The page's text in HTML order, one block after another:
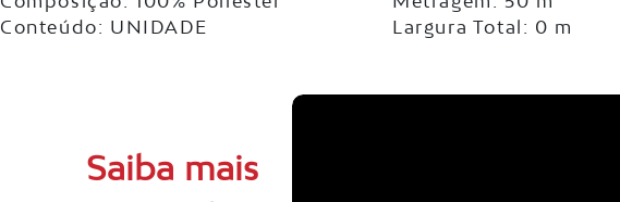
Conteúdo: UNIDADE
Largura Total: 0 m
Saiba mais